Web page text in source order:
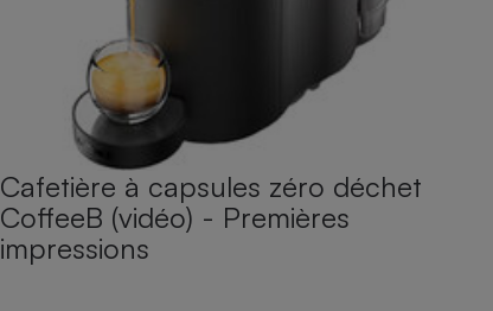
Cafetière à capsules zéro déchet
CoffeeB (vidéo) - Premières
impressions